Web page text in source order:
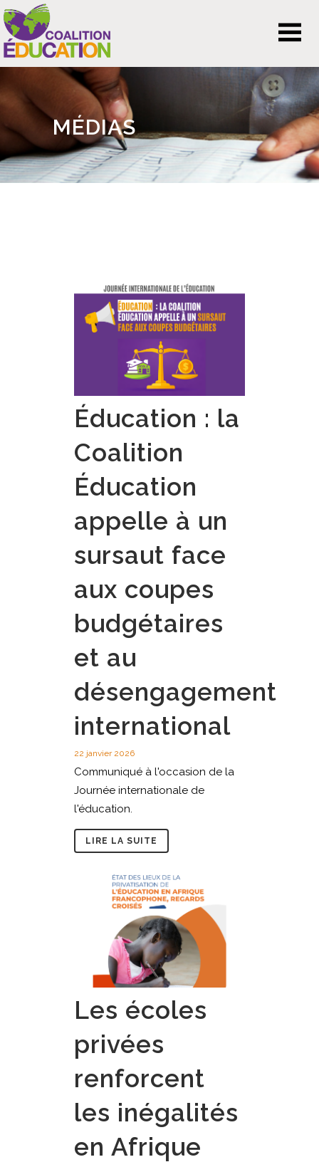
MÉDIAS
Éducation : la
Coalition
Éducation
appelle à un
sursaut face
aux coupes
budgétaires
et au
désengagement
international
22 janvier 2026
Communiqué à l'occasion de la
Journée internationale de
l'éducation.
LIRE LA SUITE
Les écoles
privées
renforcent
les inégalités
en Afrique